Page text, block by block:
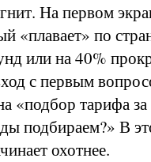
На первом
«плавает» по
или на 40%
с первым
«подбор
подбираем?» В
охотнее.